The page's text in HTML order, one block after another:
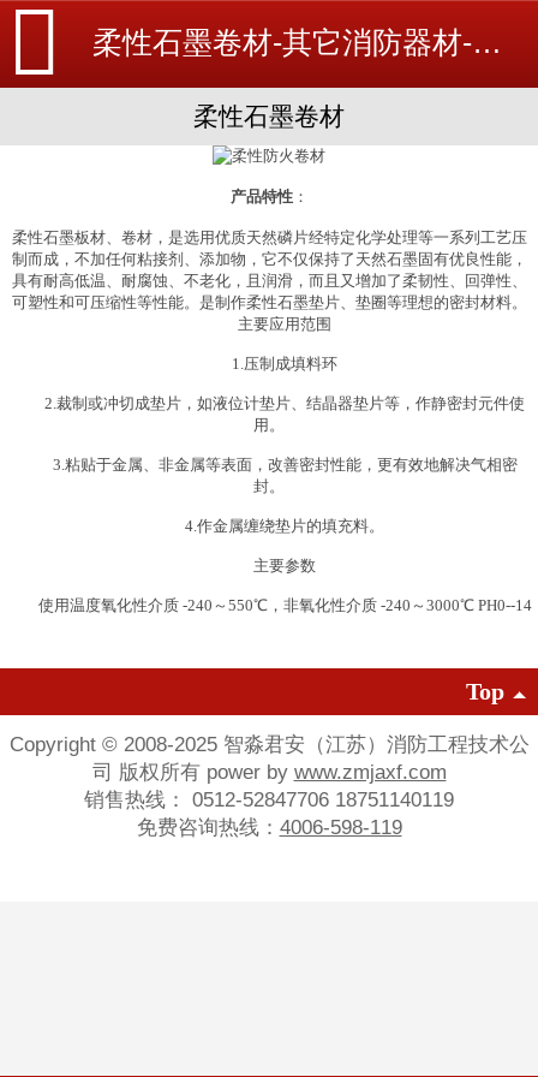
柔性石墨卷材-其它消防器材-消防设备安装_北京探测器清洗_江苏消防改造维修-苏州消防工程施工安装公司-
柔性石墨卷材
产品特性：
柔性石墨板材、卷材，是选用优质天然磷片经特定化学处理等一系列工艺压
制而成，不加任何粘接剂、添加物，它不仅保持了天然石墨固有优良性能，
具有耐高低温、耐腐蚀、不老化，且润滑，而且又增加了柔韧性、回弹性、
可塑性和可压缩性等性能。是制作柔性石墨垫片、垫圈等理想的密封材料。
主要应用范围
1.压制成填料环
2.裁制或冲切成垫片，如液位计垫片、结晶器垫片等，作静密封元件使
用。
3.粘贴于金属、非金属等表面，改善密封性能，更有效地解决气相密
封。
4.作金属缠绕垫片的填充料。
主要参数
使用温度氧化性介质 -240～550℃，非氧化性介质 -240～3000℃ PH0--14
Top
Copyright © 2008-2025 智淼君安（江苏）消防工程技术公
司 版权所有 power by www.zmjaxf.com
销售热线： 0512-52847706 18751140119
免费咨询热线： 4006-598-119